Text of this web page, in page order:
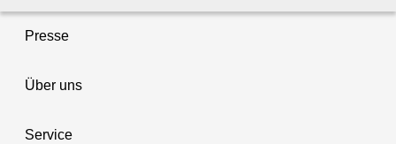
Presse
Über uns
Service